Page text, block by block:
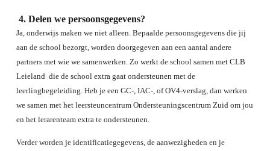
Delen we persoonsgegevens?
Ja, onderwijs maken we niet alleen. Bepaalde persoonsgegevens die jij
aan de school bezorgt, worden doorgegeven aan een aantal andere
partners met wie we samenwerken. Zo werkt de school samen met CLB
Leieland die de school extra gaat ondersteunen met de
leerlingbegeleiding. Heb je een GC-, IAC-, of OV4-verslag, dan werken
we samen met het leersteuncentrum Ondersteuningscentrum Zuid om jou
en het lerarenteam extra te ondersteunen.
Verder worden je identificatiegegevens, de aanwezigheden en je